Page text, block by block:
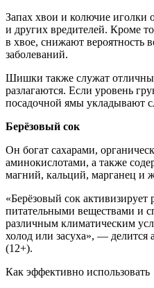
Запах хвои и колючие иголки
и других вредителей. Кроме
в хвое, снижают вероятность
заболеваний.
Шишки также служат
разлагаются. Если уровень
посадочной ямы укладывают
Берёзовый сок
Он богат сахарами,
аминокислотами, а также
магний, кальций, марганец и
«Берёзовый сок
питательными веществами и
различным климатическим
холод или засуха», — делится
(12+).
Как эффективно использовать